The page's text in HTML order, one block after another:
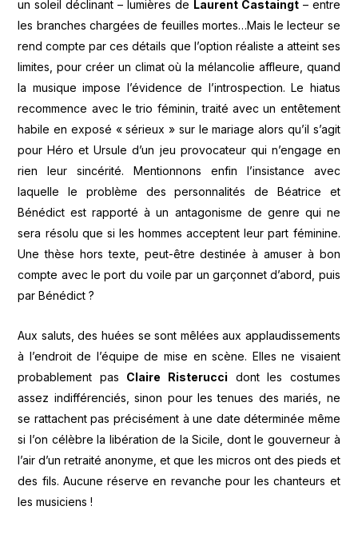
un soleil déclinant – lumières de Laurent Castaingt– entre
les branches chargées de feuilles mortes…Mais le lecteur se
rend compte par ces détails que l’option réaliste a atteint ses
limites, pour créer un climat où la mélancolie affleure, quand
la musique impose l’évidence de l’introspection. Le hiatus
recommence avec le trio féminin, traité avec un entêtement
habile en exposé « sérieux » sur le mariage alors qu’il s’agit
pour Héro et Ursule d’un jeu provocateur qui n’engage en
rien leur sincérité. Mentionnons enfin l’insistance avec
laquelle le problème des personnalités de Béatrice et
Bénédict est rapporté à un antagonisme de genre qui ne
sera résolu que si les hommes acceptent leur part féminine.
Une thèse hors texte, peut-être destinée à amuser à bon
compte avec le port du voile par un garçonnet d’abord, puis
par Bénédict ?
Aux saluts, des huées se sont mêlées aux applaudissements
à l’endroit de l’équipe de mise en scène. Elles ne visaient
probablement pas Claire Risterucci dont les costumes
assez indifférenciés, sinon pour les tenues des mariés, ne
se rattachent pas précisément à une date déterminée même
si l’on célèbre la libération de la Sicile, dont le gouverneur à
l’air d’un retraité anonyme, et que les micros ont des pieds et
des fils. Aucune réserve en revanche pour les chanteurs et
les musiciens !